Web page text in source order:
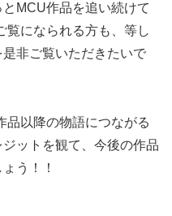
MCU作品を追い続けて
覧になられる方も、等し
非ご覧いただきたいで
品以降の物語につながる
ットを観て、今後の作品
う！！